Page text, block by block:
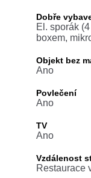
Dobře
El. sporák
boxem,
Objekt bez
Ano
Povlečení
Ano
TV
Ano
Vzdálenost
Restaurace